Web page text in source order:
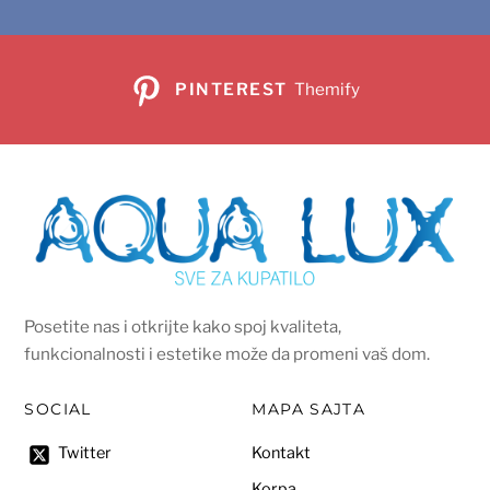
PINTEREST Themify
Posetite nas i otkrijte kako spoj kvaliteta,
funkcionalnosti i estetike može da promeni vaš dom.
SOCIAL
Twitter
MAPA SAJTA
Kontakt